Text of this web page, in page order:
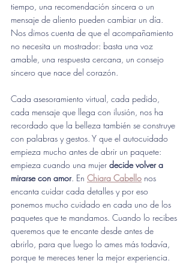
tiempo, una recomendación sincera o un
mensaje de aliento pueden cambiar un día.
Nos dimos cuenta de que el acompañamiento
no necesita un mostrador: basta una voz
amable, una respuesta cercana, un consejo
sincero que nace del corazón.
Cada asesoramiento virtual, cada pedido,
cada mensaje que llega con ilusión, nos ha
recordado que la belleza también se construye
con palabras y gestos. Y que el autocuidado
empieza mucho antes de abrir un paquete:
empieza cuando una mujer decide volver a
mirarse con amor. En Chiara Cabello nos
encanta cuidar cada detalles y por eso
ponemos mucho cuidado en cada uno de los
paquetes que te mandamos. Cuando lo recibes
queremos que te encante desde antes de
abrirlo, para que luego lo ames más todavía,
porque te mereces tener la mejor experiencia.